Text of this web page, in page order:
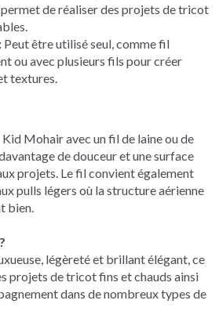
de réaliser des projets de tricot
Peut être utilisé seul, comme fil
ou avec plusieurs fils pour créer
textures.
Mohair avec un fil de laine ou de
de douceur et une surface
projets. Le fil convient également
pulls légers où la structure aérienne
bien.
légèreté et brillant élégant, ce
projets de tricot fins et chauds ainsi
dans de nombreux types de